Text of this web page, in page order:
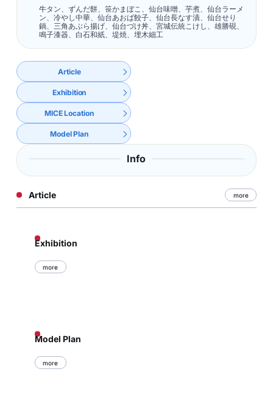
牛タン、ずんだ餅、笹かまぼこ、仙台味噌、芋煮、仙台ラーメ
ン、冷やし中華、仙台あおば餃子、仙台長なす漬、仙台せり
鍋、三角あぶら揚げ、仙台づけ丼、宮城伝統こけし、雄勝硯、
鳴子漆器、白石和紙、堤焼、埋木細工
Article
Exhibition
MICE Location
Model Plan
Info
Article more
Exhibition
more
Model Plan
more